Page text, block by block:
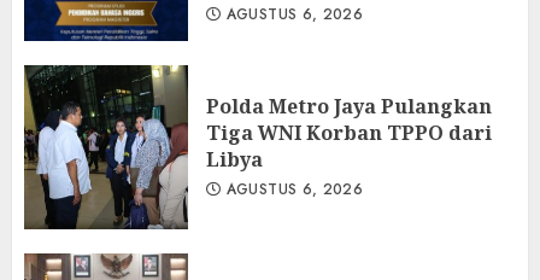
AGUSTUS 6, 2026
Polda Metro Jaya Pulangkan
Tiga WNI Korban TPPO dari
Libya
AGUSTUS 6, 2026